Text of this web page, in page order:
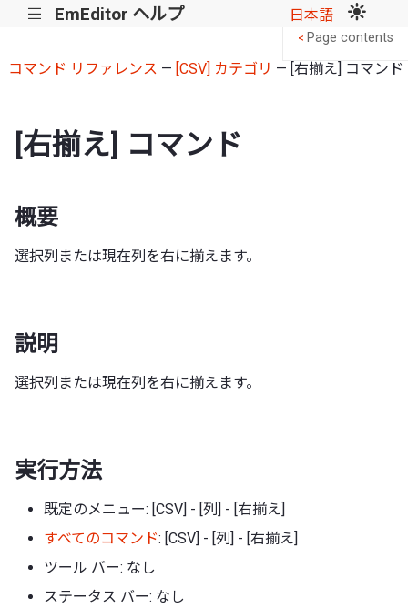
||| EmEditor ヘルプ 日本語
コマンド リファレンス — [CSV] カテゴリ — [右揃え] コマンド
[右揃え] コマンド
概要
選択列または現在列を右に揃えます。
説明
選択列または現在列を右に揃えます。
実行方法
既定のメニュー: [CSV] - [列] - [右揃え]
すべてのコマンド: [CSV] - [列] - [右揃え]
ツール バー: なし
ステータス バー: なし
< Page contents